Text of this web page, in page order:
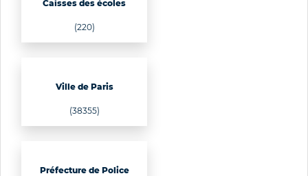
Caisses des écoles
(220)
Ville de Paris
(38355)
Préfecture de Police